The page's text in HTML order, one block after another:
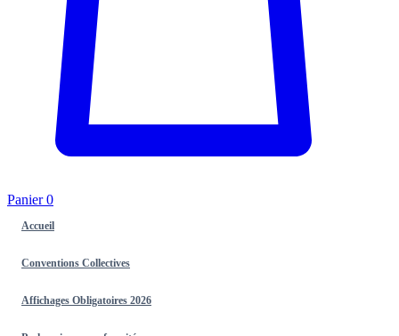
Panier0
Accueil
Conventions Collectives
Affichages Obligatoires 2026